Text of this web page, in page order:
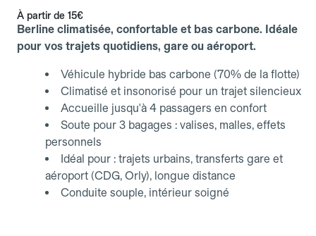
À partir de 15€
Berline climatisée, confortable et bas carbone. Idéale
pour vos trajets quotidiens, gare ou aéroport.
Véhicule hybride bas carbone (70% de la flotte)
Climatisé et insonorisé pour un trajet silencieux
Accueille jusqu'à 4 passagers en confort
Soute pour 3 bagages : valises, malles, effets
personnels
Idéal pour : trajets urbains, transferts gare et
aéroport (CDG, Orly), longue distance
Conduite souple, intérieur soigné